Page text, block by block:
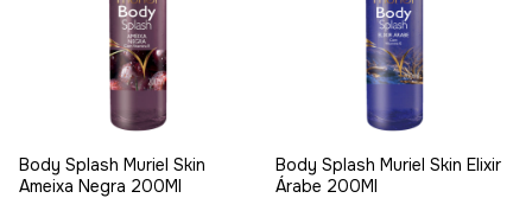
Body Splash Muriel Skin
Ameixa Negra 200Ml
Body Splash Muriel Skin Elixir
Árabe 200Ml